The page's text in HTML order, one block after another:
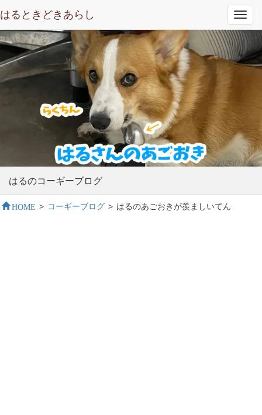
はるときどきあらし
はるのコーギーブログ
HOME > コーギーブログ > はるのあごおきが羨ましいてん